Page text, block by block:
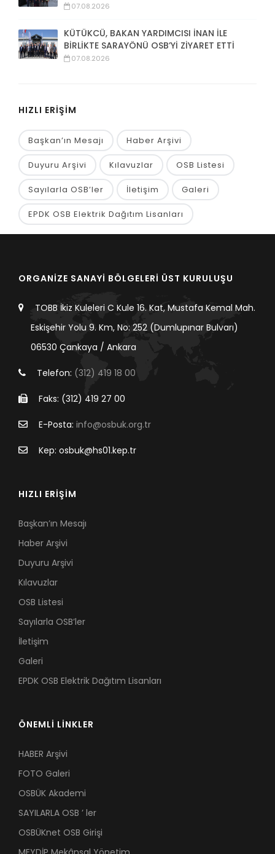
07.08.2026
KÜTÜKCÜ, BAKAN YARDIMCISI İNAN İLE
BİRLİKTE SARAYÖNÜ OSB’Yİ ZİYARET ETTİ
07.08.2026
HIZLI ERİŞİM
Başkan’ın Mesajı Haber Arşivi
Duyuru Arşivi Kılavuzlar OSB Listesi
Sayılarla OSB’ler İletişim Galeri
EPDK OSB Elektrik Dağıtım Lisanları
ORGANİZE SANAYİ BÖLGELERİ ÜST KURULUŞU
TOBB İkiz Kuleleri C Kule 16. Kat, Mustafa Kemal Mah.
Eskişehir Yolu 9. Km, No: 252 (Dumlupınar Bulvarı)
06530 Çankaya / Ankara
Telefon: (312) 419 18 00
Faks: (312) 419 27 00
E-Posta: info@osbuk.org.tr
Kep: osbuk@hs01.kep.tr
HIZLI ERİŞİM
Başkan’ın Mesajı
Haber Arşivi
Duyuru Arşivi
Kılavuzlar
OSB Listesi
Sayılarla OSB’ler
İletişim
Galeri
EPDK OSB Elektrik Dağıtım Lisanları
ÖNEMLİ LİNKLER
HABER Arşivi
FOTO Galeri
OSBÜK Akademi
SAYILARLA OSB ’ ler
OSBÜKnet OSB Girişi